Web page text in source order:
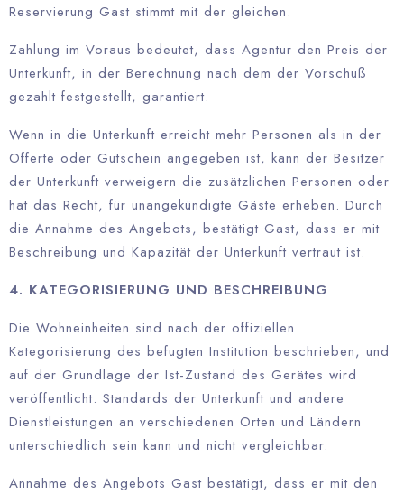
Reservierung Gast stimmt mit der gleichen.
Zahlung im Voraus bedeutet, dass Agentur den Preis der
Unterkunft, in der Berechnung nach dem der Vorschuß
gezahlt festgestellt, garantiert.
Wenn in die Unterkunft erreicht mehr Personen als in der
Offerte oder Gutschein angegeben ist, kann der Besitzer
der Unterkunft verweigern die zusätzlichen Personen oder
hat das Recht, für unangekündigte Gäste erheben. Durch
die Annahme des Angebots, bestätigt Gast, dass er mit
Beschreibung und Kapazität der Unterkunft vertraut ist.
4. KATEGORISIERUNG UND BESCHREIBUNG
Die Wohneinheiten sind nach der offiziellen
Kategorisierung des befugten Institution beschrieben, und
auf der Grundlage der Ist-Zustand des Gerätes wird
veröffentlicht. Standards der Unterkunft und andere
Dienstleistungen an verschiedenen Orten und Ländern
unterschiedlich sein kann und nicht vergleichbar.
Annahme des Angebots Gast bestätigt, dass er mit den